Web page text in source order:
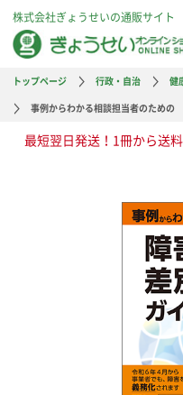
株式会社ぎょうせいの通販サイト
トップページ 行政・自治
健
事例からわかる相談担当者のための
最短翌日発送！1冊から送